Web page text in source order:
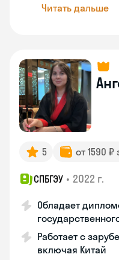
Читать дальше
5 от 1590 ₽
СПБГЭУ • 2022 г.
Обладает
Работает с
включая Китай